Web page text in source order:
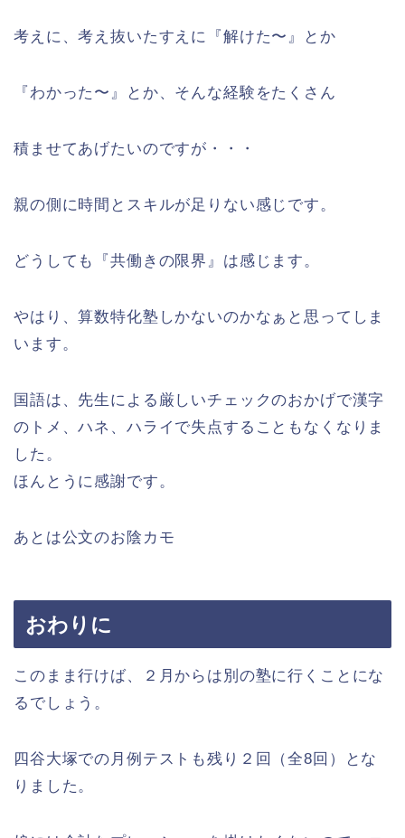
考えに、考え抜いたすえに『解けた〜』とか
『わかった〜』とか、そんな経験をたくさん
積ませてあげたいのですが・・・
親の側に時間とスキルが足りない感じです。
どうしても『共働きの限界』は感じます。
やはり、算数特化塾しかないのかなぁと思ってしま
います。
国語は、先生による厳しいチェックのおかげで漢字
のトメ、ハネ、ハライで失点することもなくなりま
した。
ほんとうに感謝です。
あとは公文のお陰カモ
おわりに
このまま行けば、２月からは別の塾に行くことにな
るでしょう。
四谷大塚での月例テストも残り２回（全8回）とな
りました。